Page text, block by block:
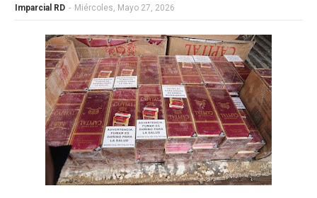
Imparcial RD - Miércoles, Mayo 27, 2026